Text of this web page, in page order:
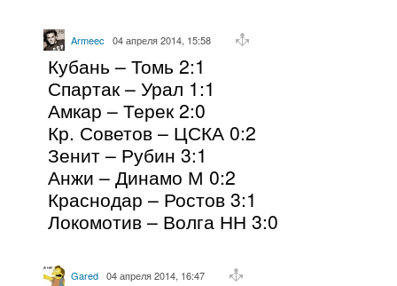
Armeec 04 апреля 2014, 15:58
Кубань – Томь 2:1
Спартак – Урал 1:1
Амкар – Терек 2:0
Кр. Советов – ЦСКА 0:2
Зенит – Рубин 3:1
Анжи – Динамо М 0:2
Краснодар – Ростов 3:1
Локомотив – Волга НН 3:0
Gared 04 апреля 2014, 16:47